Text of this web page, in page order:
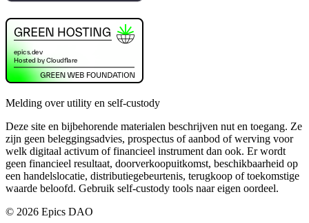
Melding over utility en self-custody
Deze site en bijbehorende materialen beschrijven nut en toegang. Ze
zijn geen beleggingsadvies, prospectus of aanbod of werving voor
welk digitaal activum of financieel instrument dan ook. Er wordt
geen financieel resultaat, doorverkoopuitkomst, beschikbaarheid op
een handelslocatie, distributiegebeurtenis, terugkoop of toekomstige
waarde beloofd. Gebruik self-custody tools naar eigen oordeel.
© 2026 Epics DAO